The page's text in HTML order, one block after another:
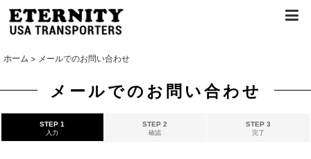
ホーム > メールでのお問い合わせ
メールでのお問い合わせ
STEP 1
入力
STEP 2
確認
STEP 3
完了